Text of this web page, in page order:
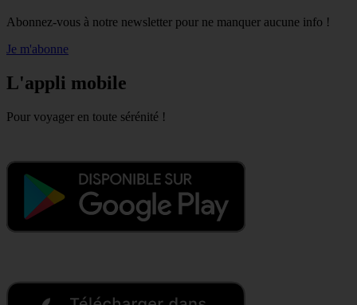
Abonnez-vous à notre newsletter pour ne manquer aucune info !
Je m'abonne
L'appli mobile
Pour voyager en toute sérénité !